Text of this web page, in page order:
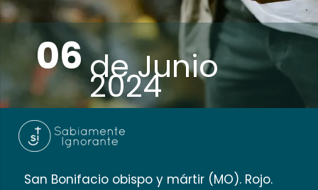
06deJunio
2024
San Bonifacio obispo y mártir (MO). Rojo.